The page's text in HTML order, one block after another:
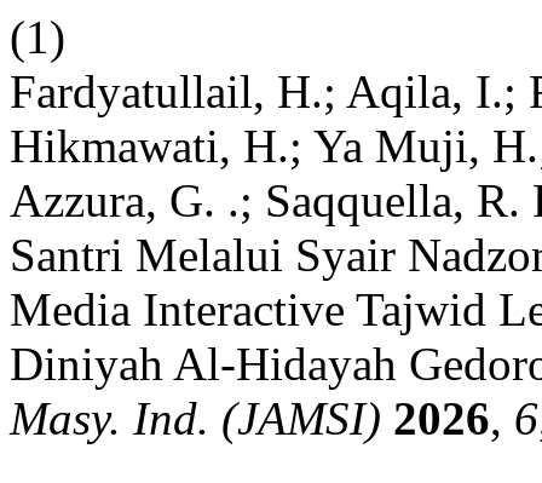
(1)
Fardyatullail, H.; Aqila, I.;
Hikmawati, H.; Ya Muji,
Azzura, G. .; Saqquella, R.
Santri Melalui Syair
Media Interactive Tajwid
Diniyah Al-Hidayah
Masy. Ind. (JAMSI) 2026, 6